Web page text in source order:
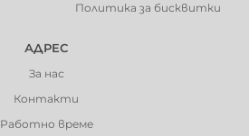
Политика за бисквитки
АДРЕС
За нас
Контакти
Работно време